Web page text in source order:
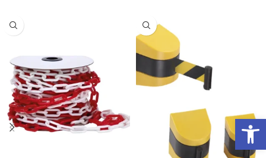
Abrir